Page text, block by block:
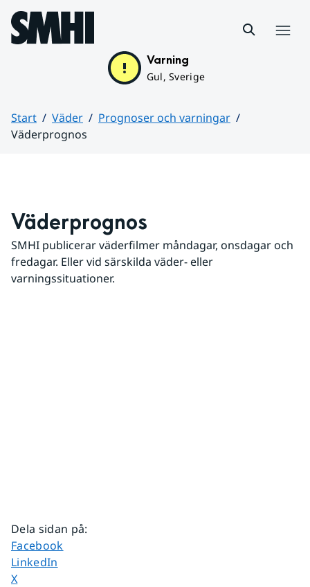
Hoppa till sidans innehåll
Varning
Gul, Sverige
Start Väder
Prognoser och varningar
Väderprognos
Väderprognos
SMHI publicerar väderfilmer måndagar, onsdagar och
fredagar. Eller vid särskilda väder- eller
varningssituationer.
Dela sidan på:
Dela sidan på
Facebook
Dela sidan på
LinkedIn
Dela sidan på
X